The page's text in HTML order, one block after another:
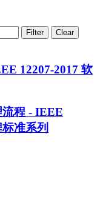
Filter Clear
12207-2017 软
程 - IEEE
准系列